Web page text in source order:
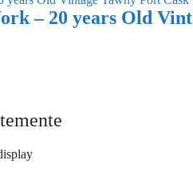
– 20 years Old